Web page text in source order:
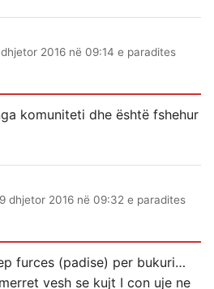
2016 në 09:14 e paradites
komuniteti dhe është fshehur
9 dhjetor 2016 në 09:32 e paradites
furces (padise) per bukuri…
vesh se kujt I con uje ne